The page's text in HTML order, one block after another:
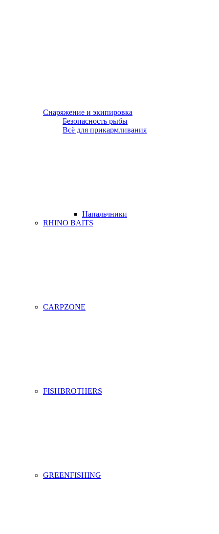
Снаряжение и экипировка
Безопасность рыбы
Всё для прикармливания
Напальчники
RHINO BAITS
CARPZONE
FISHBROTHERS
GREENFISHING